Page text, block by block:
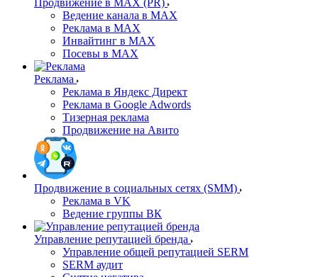
Продвижение в MAX (PR)
Ведение канала в MAX
Реклама в MAX
Инвайтинг в MAX
Посевы в MAX
Реклама
Реклама в Яндекс Директ
Реклама в Google Adwords
Тизерная реклама
Продвижение на Авито
Продвижение в социальных сетях (SMM)
Реклама в VK
Ведение группы ВК
Управление репутацией бренда
Управление общей репутацией SERM
SERM аудит